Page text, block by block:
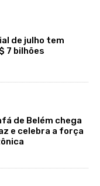
de julho tem
7 bilhões
de Belém chega
e celebra a força